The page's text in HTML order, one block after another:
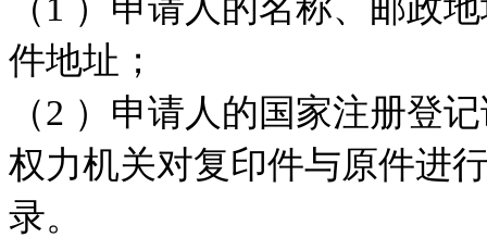
（1 ）申请人的名称、邮政
件地址；
（2 ）申请人的国家注册登
权力机关对复印件与原件进
录。